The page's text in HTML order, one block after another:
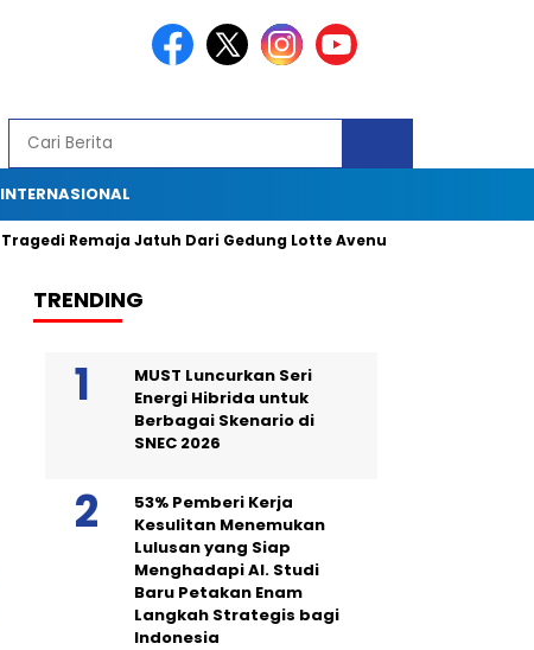
INTERNASIONAL
Jatuh Dari Gedung Lotte Avenue: Kronologi, Saksi Mata,
TRENDING
MUST Luncurkan Seri
Energi Hibrida untuk
Berbagai Skenario di
SNEC 2026
53% Pemberi Kerja
Kesulitan Menemukan
Lulusan yang Siap
Menghadapi AI. Studi
Baru Petakan Enam
Langkah Strategis bagi
Indonesia